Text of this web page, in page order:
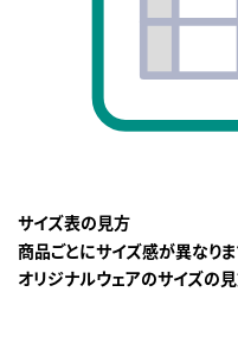
サイズ表の見方
商品ごとにサイズ感が異なり
オリジナルウェアのサイズの